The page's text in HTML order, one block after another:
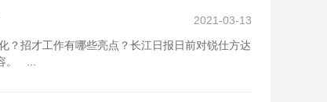
2021-03-13
？招才工作有哪些亮点？长江日报日前对锐仕方达
。 ...